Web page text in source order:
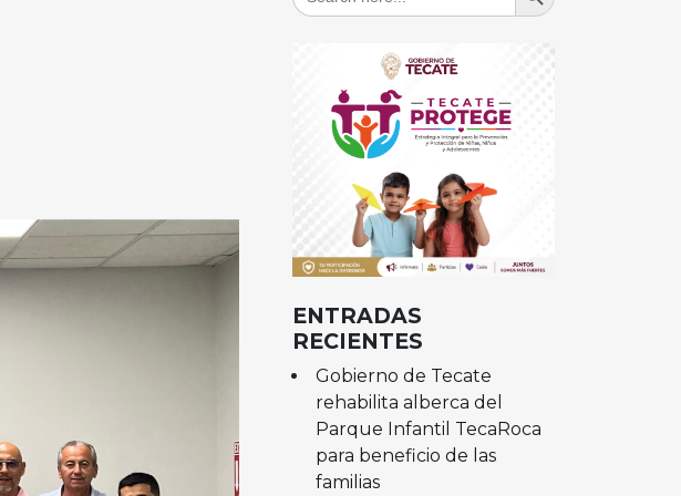
ENTRADAS
RECIENTES
Gobierno de Tecate
rehabilita alberca del
Parque Infantil TecaRoca
para beneficio de las
familias